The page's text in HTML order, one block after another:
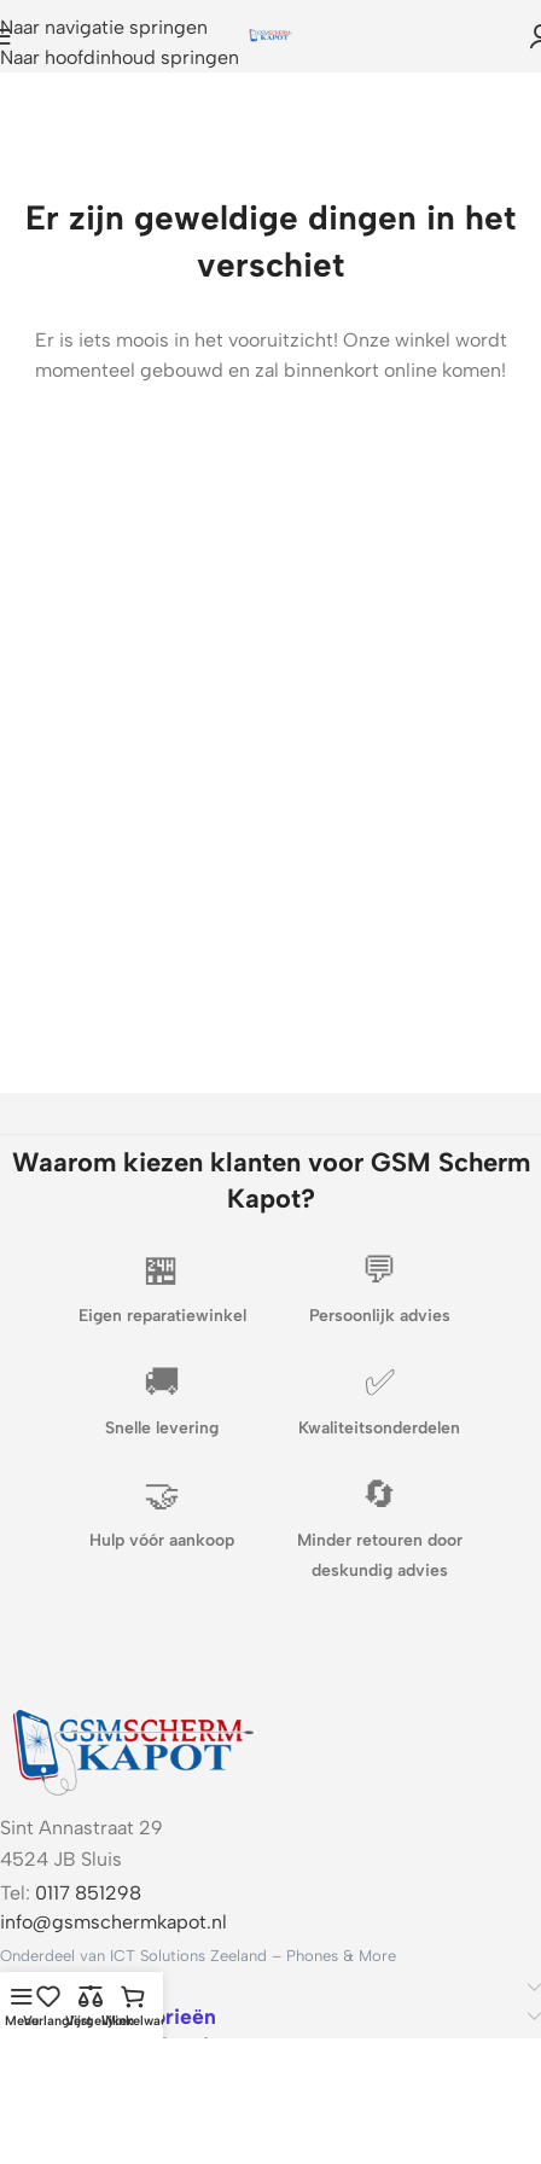
Naar navigatie springen
Naar hoofdinhoud springen
Er zijn geweldige dingen in het
verschiet
Er is iets moois in het vooruitzicht! Onze winkel wordt
momenteel gebouwd en zal binnenkort online komen!
Waarom kiezen klanten voor GSM Scherm
Kapot?
🏪
Eigen reparatiewinkel
💬
Persoonlijk advies
🚚
Snelle levering
✅
Kwaliteitsonderdelen
🤝
Hulp vóór aankoop
🔄
Minder retouren door
deskundig advies
Sint Annastraat 29
4524 JB Sluis
Tel: 0117 851298
info@gsmschermkapot.nl
Onderdeel van ICT Solutions Zeeland – Phones & More
Handige links
Populaire categorieën
Voorwaarden & Service
MenuVerlanglijstVergelijkenWinkelwagen